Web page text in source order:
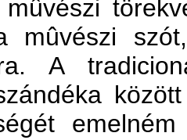
mûvészi
mûvészi
A